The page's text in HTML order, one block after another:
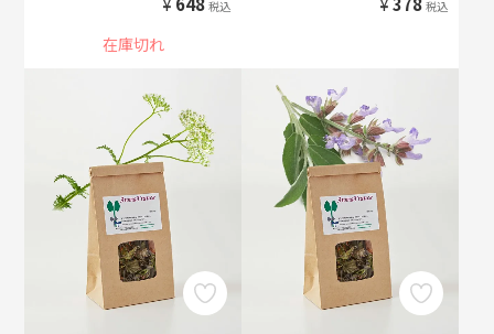
税込
在庫切れ
税込